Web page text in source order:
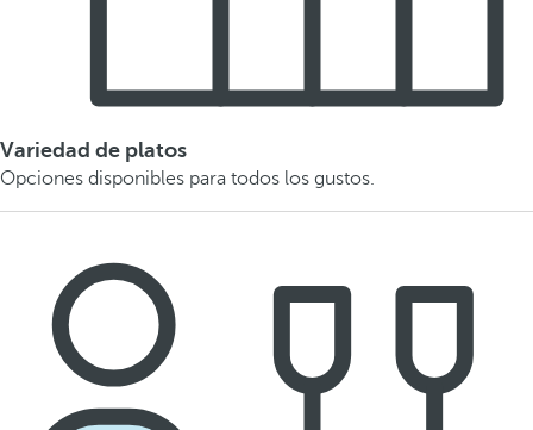
Variedad de platos
Opciones disponibles para todos los gustos.